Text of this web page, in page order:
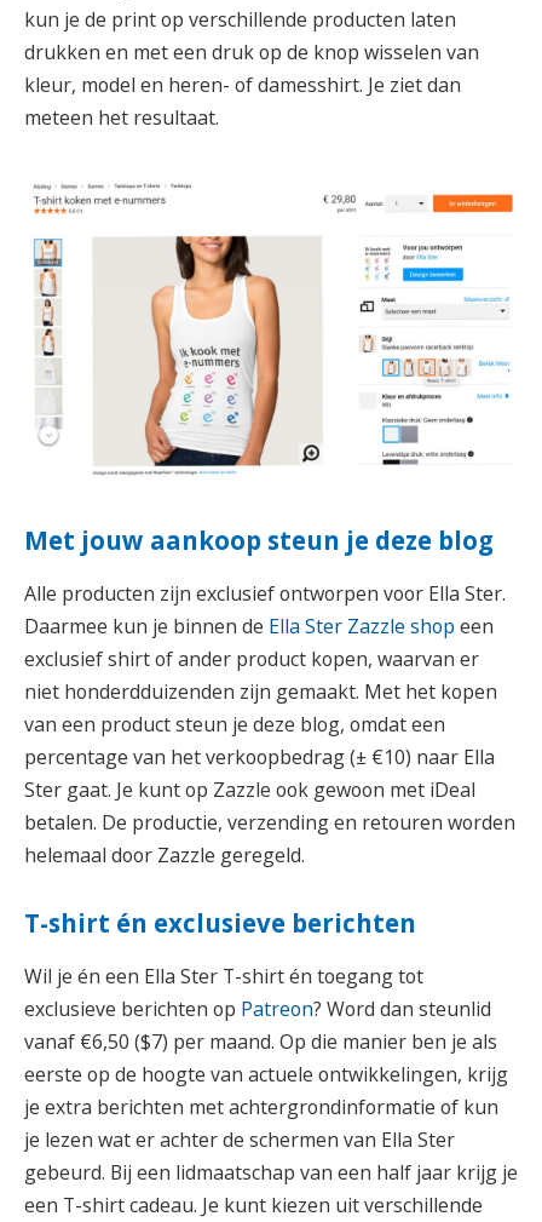
kun je de print op verschillende producten laten
drukken en met een druk op de knop wisselen van
kleur, model en heren- of damesshirt. Je ziet dan
meteen het resultaat.
Met jouw aankoop steun je deze blog
Alle producten zijn exclusief ontworpen voor Ella Ster.
Daarmee kun je binnen de Ella Ster Zazzle shop een
exclusief shirt of ander product kopen, waarvan er
niet honderdduizenden zijn gemaakt. Met het kopen
van een product steun je deze blog, omdat een
percentage van het verkoopbedrag (± €10) naar Ella
Ster gaat. Je kunt op Zazzle ook gewoon met iDeal
betalen. De productie, verzending en retouren worden
helemaal door Zazzle geregeld.
T-shirt én exclusieve berichten
Wil je én een Ella Ster T-shirt én toegang tot
exclusieve berichten op Patreon? Word dan steunlid
vanaf €6,50 ($7) per maand. Op die manier ben je als
eerste op de hoogte van actuele ontwikkelingen, krijg
je extra berichten met achtergrondinformatie of kun
je lezen wat er achter de schermen van Ella Ster
gebeurd. Bij een lidmaatschap van een half jaar krijg je
een T-shirt cadeau. Je kunt kiezen uit verschillende